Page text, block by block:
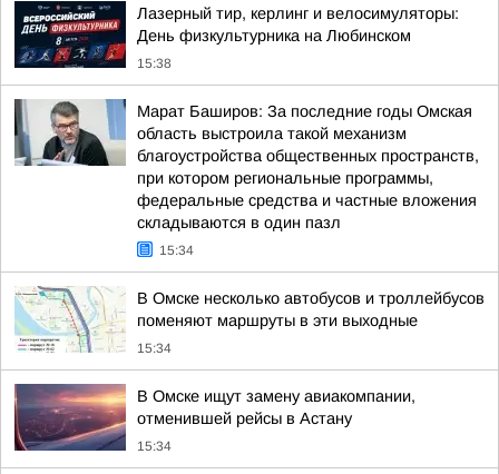
Лазерный тир, керлинг и велосимуляторы:
День физкультурника на Любинском
15:38
Марат Баширов: За последние годы Омская
область выстроила такой механизм
благоустройства общественных пространств,
при котором региональные программы,
федеральные средства и частные вложения
складываются в один пазл
15:34
В Омске несколько автобусов и троллейбусов
поменяют маршруты в эти выходные
15:34
В Омске ищут замену авиакомпании,
отменившей рейсы в Астану
15:34